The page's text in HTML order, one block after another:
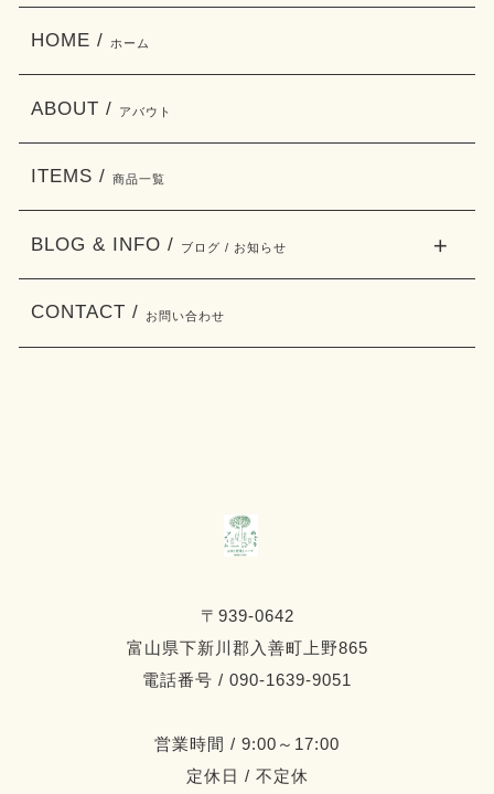
〒939-0642
富山県下新川郡入善町上野865
電話番号 / 090-1639-9051
営業時間 / 9:00～17:00
定休日 / 不定休
HOME / ホーム
ABOUT / アバウト
ITEMS / 商品一覧
BLOG & INFO / ブログ / お知らせ
CONTACT / お問い合わせ